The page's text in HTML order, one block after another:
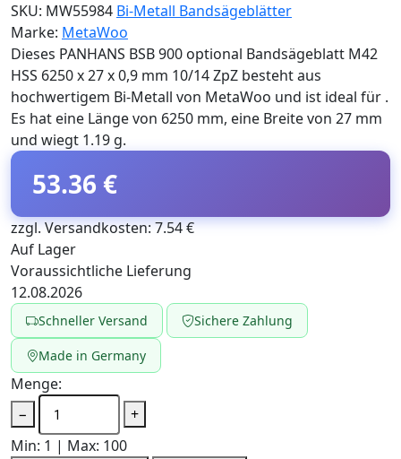
SKU: MW55984 Bi-Metall Bandsägeblätter
Marke: MetaWoo
Dieses PANHANS BSB 900 optional Bandsägeblatt M42
HSS 6250 x 27 x 0,9 mm 10/14 ZpZ besteht aus
hochwertigem Bi-Metall von MetaWoo und ist ideal für .
Es hat eine Länge von 6250 mm, eine Breite von 27 mm
und wiegt 1.19 g.
53.36 €
zzgl. Versandkosten: 7.54 €
Auf Lager
Voraussichtliche Lieferung
12.08.2026
Schneller Versand Sichere Zahlung
Made in Germany
Menge:
−
+
Min: 1 | Max: 100